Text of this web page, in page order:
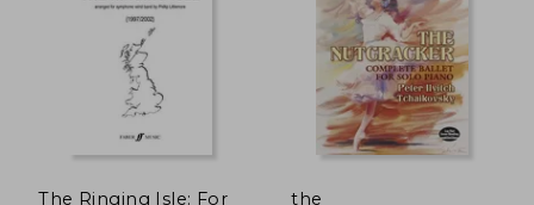
The Ringing Isle: For
the